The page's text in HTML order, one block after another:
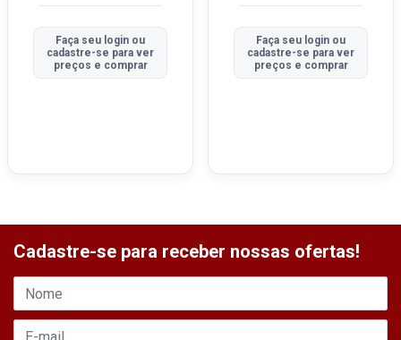
Faça seu login ou
cadastre-se para ver
preços e comprar
Faça seu login ou
cadastre-se para ver
preços e comprar
Cadastre-se para receber nossas ofertas!